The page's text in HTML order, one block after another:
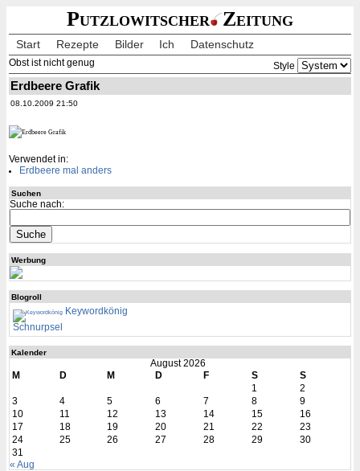
Putzlowitscher Zeitung
Start Rezepte Bilder Ich Datenschutz
Obst ist nicht genug Style
Erdbeere Grafik
08.10.2009 21:50
Verwendet in:
Erdbeere mal anders
Suchen
Suche nach:
Werbung
Blogroll
Keywordkönig
Schnurpsel
Kalender
August 2026
M
D M D F S
S
1
2
3
4 5 6 7 8
9
10
11 12 13 14 15
16
17
18 19 20 21 22
23
24
25 26 27 28 29
30
31
« Aug